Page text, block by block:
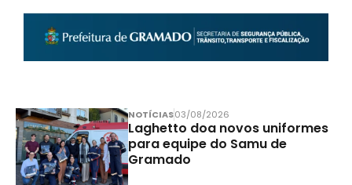
NOTÍCIAS03/08/2026
Laghetto doa novos uniformes
para equipe do Samu de
Gramado